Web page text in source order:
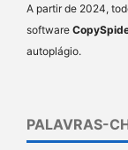
A partir de 2024,
software
autoplágio.
PALAVRAS-